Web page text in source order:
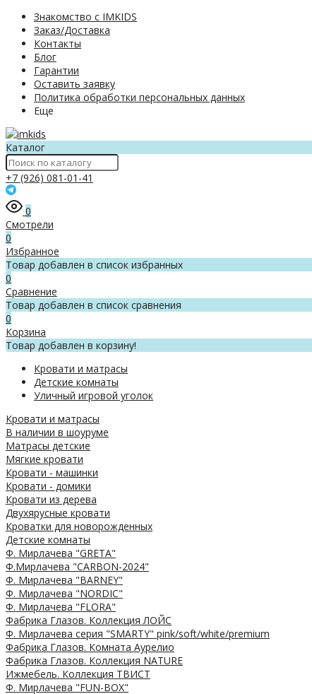
Знакомство с IMKIDS
Заказ/Доставка
Контакты
Блог
Гарантии
Оставить заявку
Политика обработки персональных данных
Еще
Каталог
+7 (926) 081-01-41
0
Смотрели
0
Избранное
Товар добавлен в список избранных
0
Сравнение
Товар добавлен в список сравнения
0
Корзина
Товар добавлен в корзину!
Кровати и матрасы
Детские комнаты
Уличный игровой уголок
Кровати и матрасы
В наличии в шоуруме
Матрасы детские
Мягкие кровати
Кровати - машинки
Кровати - домики
Кровати из дерева
Двухярусные кровати
Кроватки для новорожденных
Детские комнаты
Ф. Мирлачева "GRETA"
Ф.Мирлачева "CARBON-2024"
Ф. Мирлачева "BARNEY"
Ф. Мирлачева "NORDIC"
Ф. Мирлачева "FLORA"
Фабрика Глазов. Коллекция ЛОЙС
Ф. Мирлачева серия "SMARTY" pink/soft/white/premium
Фабрика Глазов. Комната Аурелио
Фабрика Глазов. Коллекция NATURE
Ижмебель. Коллекция ТВИСТ
Ф. Мирлачева "FUN-BOX"